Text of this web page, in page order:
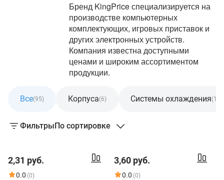
Бренд KingPrice специализируется на
производстве компьютерных
комплектующих, игровых приставок и
других электронных устройств.
Компания известна доступными
ценами и широким ассортиментом
продукции.
Все(95) Корпуса(6) Системы охлаждения(1)
ФильтрыПо сортировке
2,31 руб.
0.0 (0)
3,60 руб.
0.0 (0)